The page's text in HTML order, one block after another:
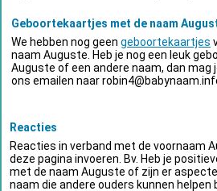
Geboortekaartjes met de naam
We hebben nog geen geboortekaartjes
naam Auguste. Heb je nog een leuk
Auguste of een andere naam, dan mag
ons emailen naar
Reacties
Reacties in verband met de voornaam
deze pagina invoeren. Bv. Heb je
met de naam Auguste of zijn er
naam die andere ouders kunnen helpen